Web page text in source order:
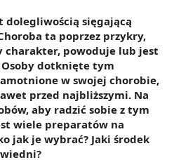
dolegliwością sięgającą
ta poprzez przykry,
charakter, powoduje lub jest
dotknięte tym
w swojej chorobie,
przed najbliższymi. Na
aby radzić sobie z tym
wiele preparatów na
jak je wybrać? Jaki środek